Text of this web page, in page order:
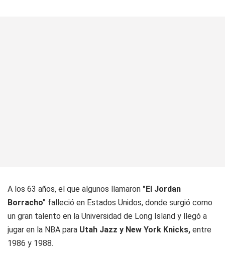
A los 63 años, el que algunos llamaron "El Jordan
Borracho" falleció en Estados Unidos, donde surgió como
un gran talento en la Universidad de Long Island y llegó a
jugar en la NBA para Utah Jazz y New York Knicks, entre
1986 y 1988.